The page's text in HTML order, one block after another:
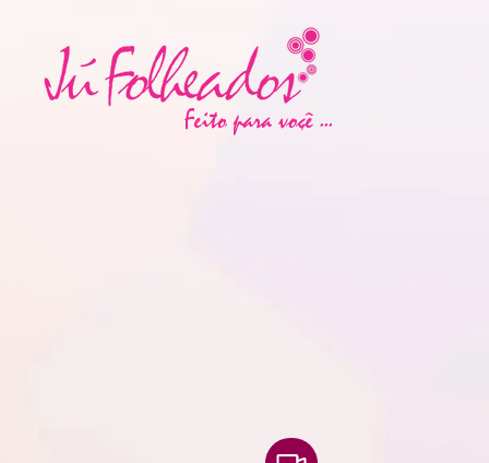
​Feito para voçê ...